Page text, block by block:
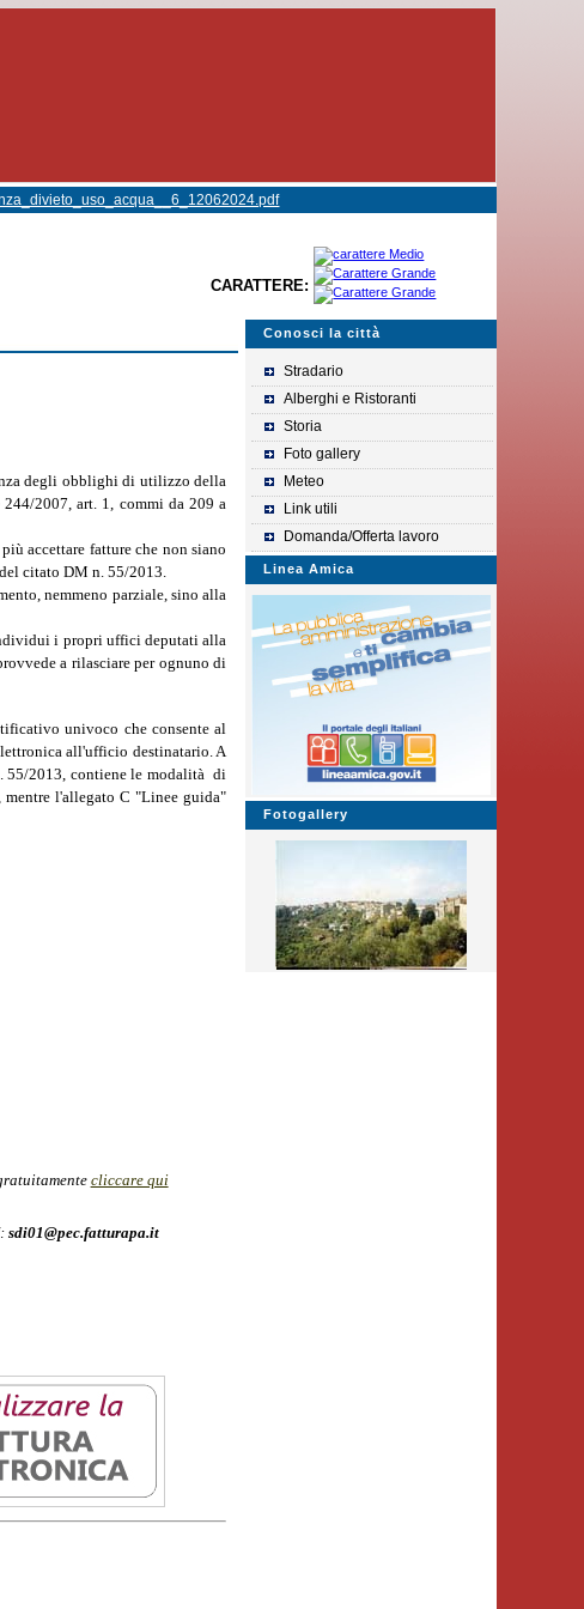
CARATTERE:
Conosci la città
Stradario
Alberghi e Ristoranti
Storia
Foto gallery
Meteo
Link utili
Domanda/Offerta lavoro
Linea Amica
Fotogallery
degli obblighi di utilizzo della
2007, art. 1, commi da 209 a
accettare fatture che non siano
citato DM n. 55/2013.
nemmeno parziale, sino alla
i propri uffici deputati alla
a rilasciare per ognuno di
univoco che consente al
all'ufficio destinatario. A
55/2013, contiene le modalità di
l'allegato C "Linee guida"
cliccare qui
sdi01@pec.fatturapa.it